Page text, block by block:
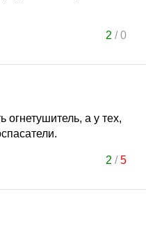
2 /0
а у тех,
2 /5